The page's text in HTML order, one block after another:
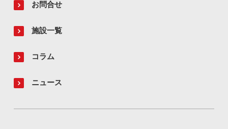
お問合せ
施設一覧
コラム
ニュース